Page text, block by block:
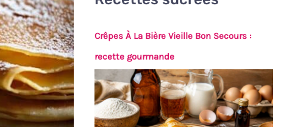
Crêpes À La Bière Vieille Bon Secours :
recette gourmande